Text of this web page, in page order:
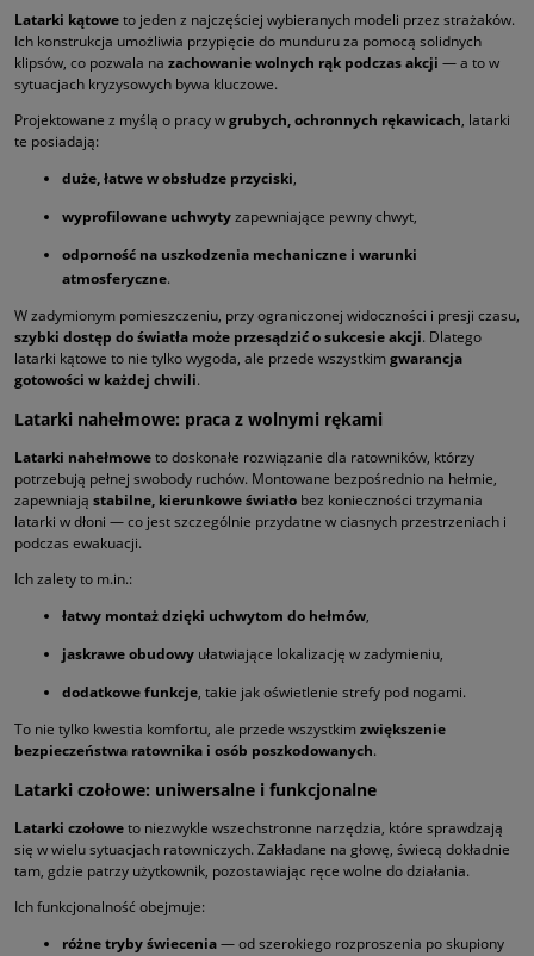
Latarki kątoweto jeden z najczęściej wybieranych modeli przez strażaków.
Ich konstrukcja umożliwia przypięcie do munduru za pomocą solidnych
klipsów, co pozwala na zachowanie wolnych rąk podczas akcji — a to w
sytuacjach kryzysowych bywa kluczowe.
Projektowane z myślą o pracy wgrubych, ochronnych rękawicach, latarki
te posiadają:
duże, łatwe w obsłudze przyciski,
wyprofilowane uchwytyzapewniające pewny chwyt,
odporność na uszkodzenia mechaniczne i warunki
atmosferyczne.
W zadymionym pomieszczeniu, przy ograniczonej widoczności i presji czasu,
szybki dostęp do światła może przesądzić o sukcesie akcji. Dlatego
latarki kątowe to nie tylko wygoda, ale przede wszystkimgwarancja
gotowości w każdej chwili.
Latarki nahełmowe: praca z wolnymi rękami
Latarki nahełmoweto doskonałe rozwiązanie dla ratowników, którzy
potrzebują pełnej swobody ruchów. Montowane bezpośrednio na hełmie,
zapewniają stabilne, kierunkowe światło bez konieczności trzymania
latarki w dłoni — co jest szczególnie przydatne w ciasnych przestrzeniach i
podczas ewakuacji.
Ich zalety to m.in.:
łatwy montaż dzięki uchwytom do hełmów,
jaskrawe obudowy ułatwiające lokalizację w zadymieniu,
dodatkowe funkcje, takie jak oświetlenie strefy pod nogami.
To nie tylko kwestia komfortu, ale przede wszystkimzwiększenie
bezpieczeństwa ratownika i osób poszkodowanych.
Latarki czołowe: uniwersalne i funkcjonalne
Latarki czołoweto niezwykle wszechstronne narzędzia, które sprawdzają
się w wielu sytuacjach ratowniczych. Zakładane na głowę, świecą dokładnie
tam, gdzie patrzy użytkownik, pozostawiając ręce wolne do działania.
Ich funkcjonalność obejmuje:
różne tryby świecenia— od szerokiego rozproszenia po skupiony